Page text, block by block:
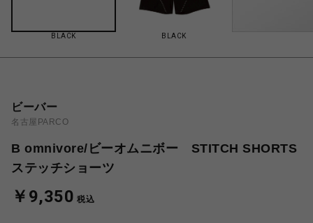
BLACK BLACK
ビーバー
名古屋PARCO
B omnivore/ビーオムニボー STITCH SHORTS
ステッチショーツ
￥9,350 税込